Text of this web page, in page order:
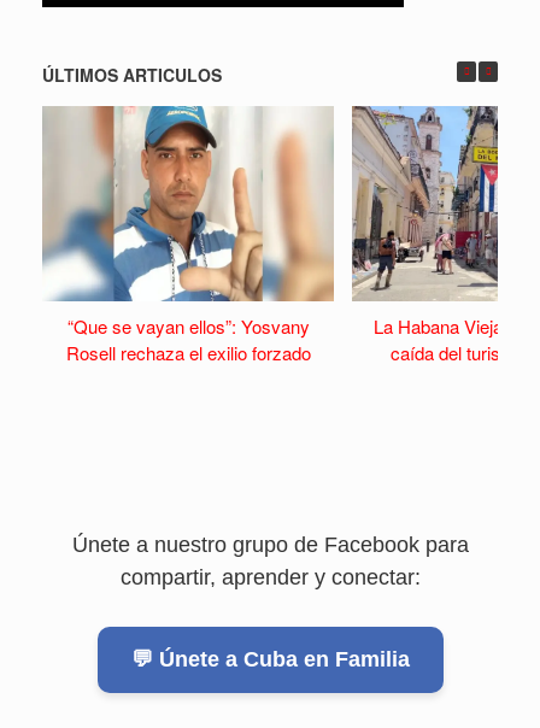
ÚLTIMOS ARTICULOS
“Que se vayan ellos”: Yosvany
Rosell rechaza el exilio forzado
La Habana Vieja se
caída del turismo
Únete a nuestro grupo de Facebook para
compartir, aprender y conectar:
💬 Únete a Cuba en Familia